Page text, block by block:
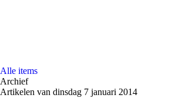
Alle items
Archief
Artikelen van dinsdag 7 januari 2014